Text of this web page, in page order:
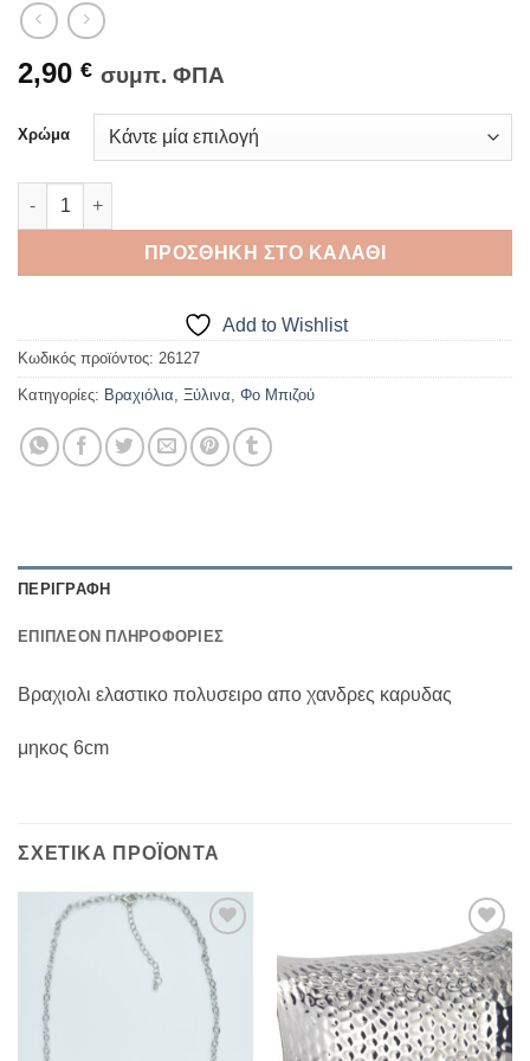
2,90 € συμπ. ΦΠΑ
Χρώμα
ΒΡΑΧΙΟΛΙ ΕΛΑΣΤΙΚΟ Σχέδιο 5 ποσότητα
ΠΡΟΣΘΉΚΗ ΣΤΟ ΚΑΛΆΘΙ
Add to Wishlist
Κωδικός προϊόντος: 26127
Κατηγορίες: Βραχιόλια Ξύλινα Φο Μπιζού
ΠΕΡΙΓΡΑΦΉ
ΕΠΙΠΛΈΟΝ ΠΛΗΡΟΦΟΡΊΕΣ
Βραχιολι ελαστικο πολυσειρο απο χανδρες καρυδας
μηκος 6cm
ΣΧΕΤΙΚΆ ΠΡΟΪΌΝΤΑ
Add to
Wishlist
Add to
Wishlist